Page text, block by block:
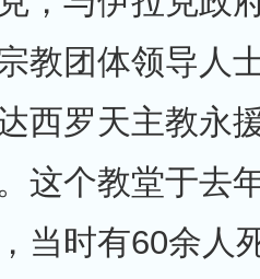
教团体领导人
西罗天主教永
这个教堂于去
当时有60余人